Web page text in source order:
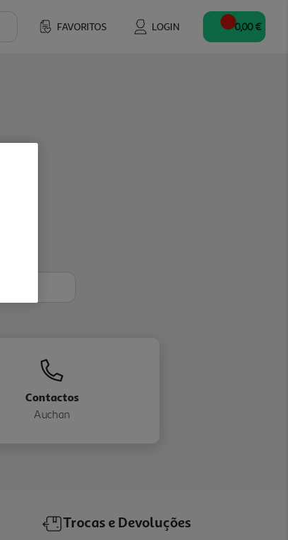
FAVORITOS LOGIN 0,00 €
Contactos
Auchan
Trocas e Devoluções